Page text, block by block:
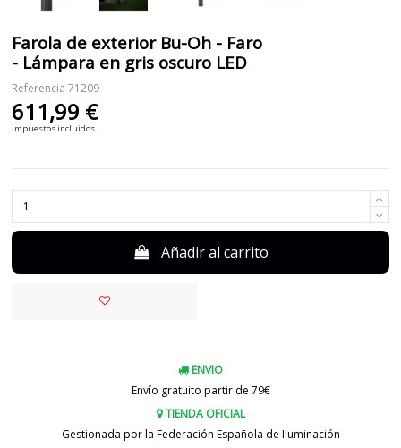
Farola de exterior Bu-Oh - Faro
- Lámpara en gris oscuro LED
Referencia 71209
611,99 €
Impuestos incluidos
Añadir al carrito
ENVIO
Envío gratuito partir de 79€
TIENDA OFICIAL
Gestionada por la Federación Española de Iluminación